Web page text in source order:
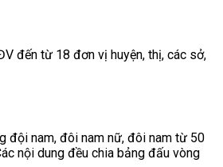
đến từ 18 đơn vị huyện, thị, các sở,
đội nam, đôi nam nữ, đôi nam từ 50
nội dung đều chia bảng đấu vòng